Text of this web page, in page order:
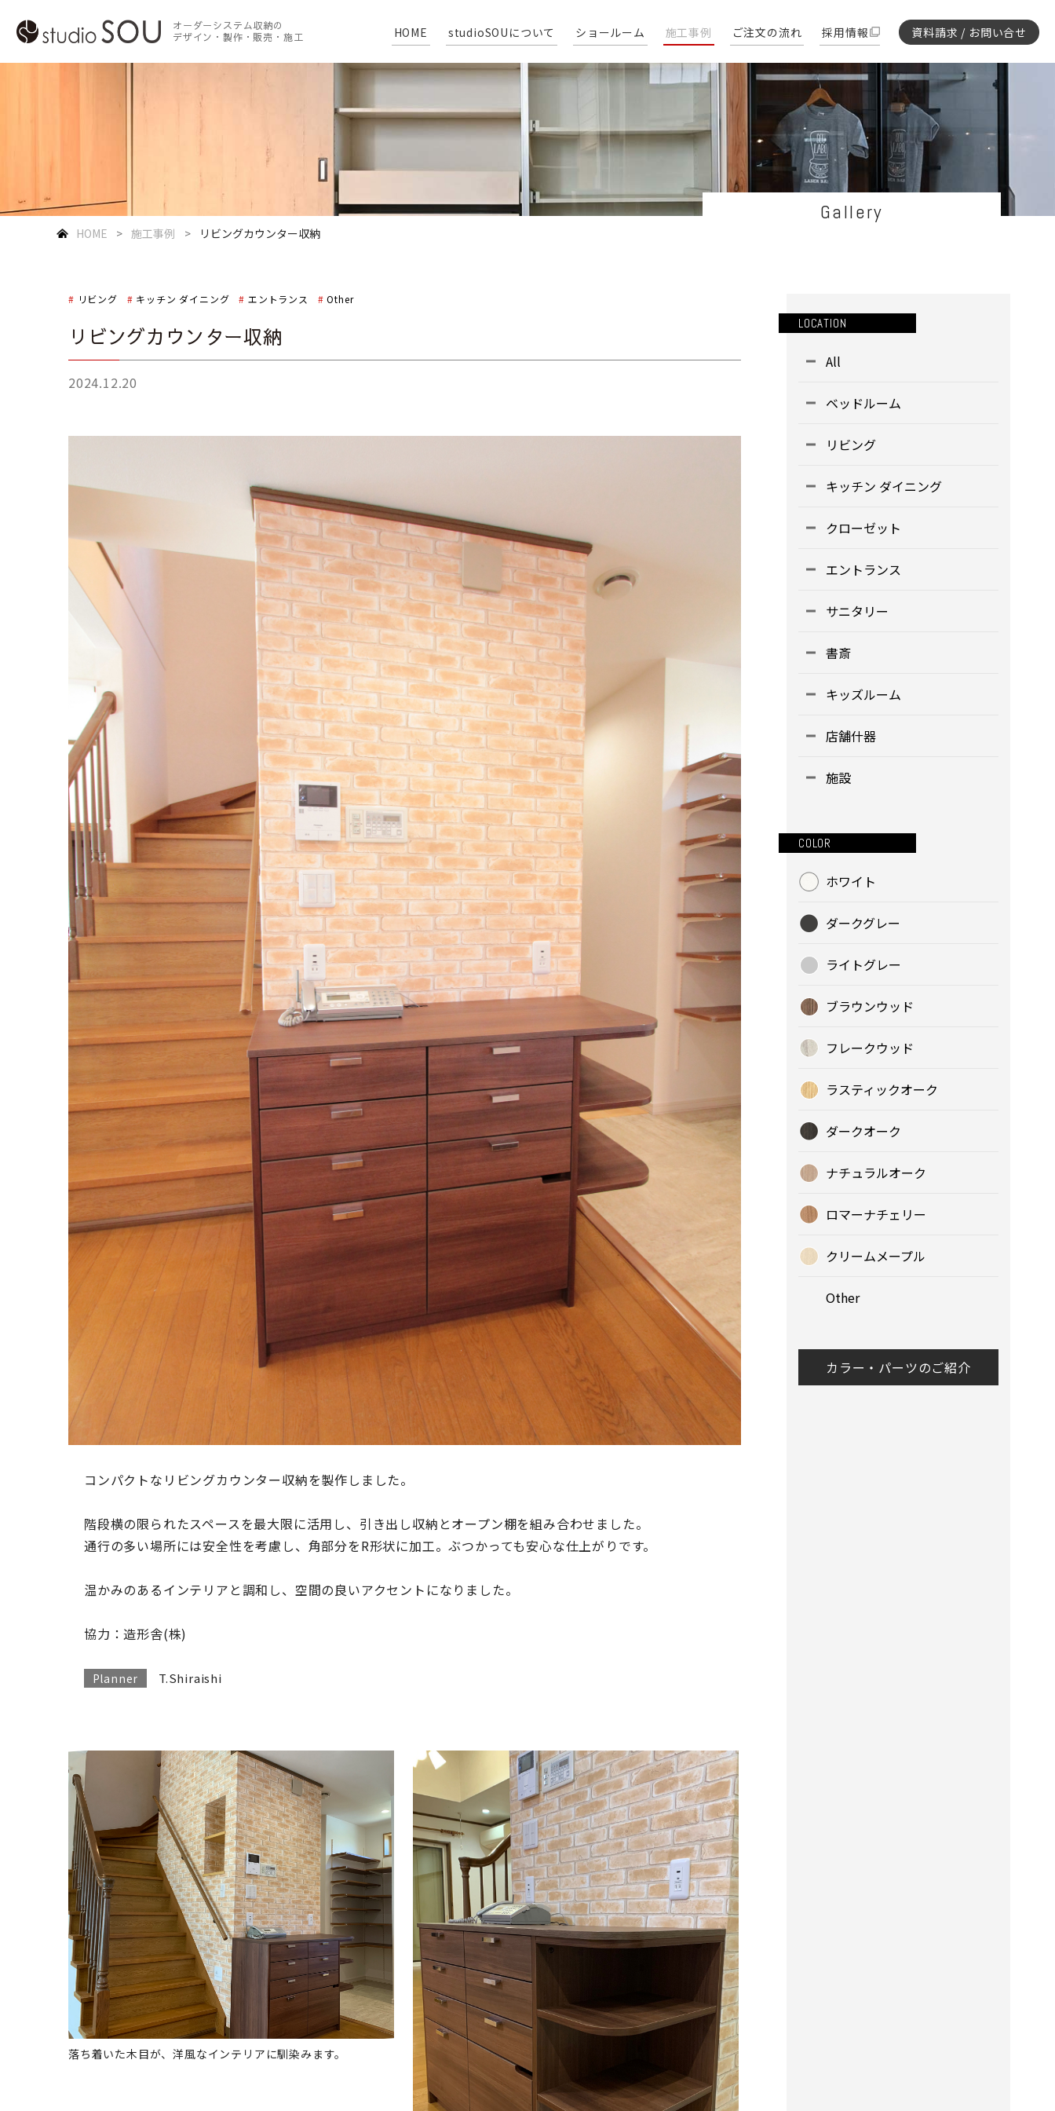
オーダーシステム収納の
デザイン・製作・販売・施工
HOME studioSOUについて ショールーム 施工事例 ご注文の流れ 採用情報 資料請求 / お問い合せ
Gallery
HOME 施工事例 リビングカウンター収納
リビング キッチン ダイニング エントランス Other
リビングカウンター収納
2024.12.20
コンパクトなリビングカウンター収納を製作しました。
階段横の限られたスペースを最大限に活用し、引き出し収納とオープン棚を組み合わせました。
通行の多い場所には安全性を考慮し、角部分をR形状に加工。ぶつかっても安心な仕上がりです。
温かみのあるインテリアと調和し、空間の良いアクセントになりました。
協力：造形舎(株)
Planner T.Shiraishi
落ち着いた木目が、洋風なインテリアに馴染みます。
LOCATION
All
ベッドルーム
リビング
キッチン ダイニング
クローゼット
エントランス
サニタリー
書斎
キッズルーム
店舗什器
施設
COLOR
ホワイト
ダークグレー
ライトグレー
ブラウンウッド
フレークウッド
ラスティックオーク
ダークオーク
ナチュラルオーク
ロマーナチェリー
クリームメープル
Other
カラー・パーツのご紹介